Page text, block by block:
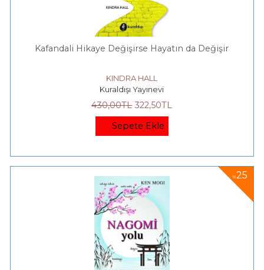
Kafandali Hikaye Değişirse Hayatın da Değişir
KINDRA HALL
Kuraldışı Yayınevi
430,00TL 322,50TL
Sepete Ekle
%25